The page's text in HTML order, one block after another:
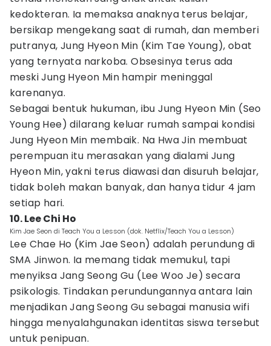
kedokteran. Ia memaksa anaknya terus belajar,
bersikap mengekang saat di rumah, dan memberi
putranya, Jung Hyeon Min (Kim Tae Young), obat
yang ternyata narkoba. Obsesinya terus ada
meski Jung Hyeon Min hampir meninggal
karenanya.
Sebagai bentuk hukuman, ibu Jung Hyeon Min (Seo
Young Hee) dilarang keluar rumah sampai kondisi
Jung Hyeon Min membaik. Na Hwa Jin membuat
perempuan itu merasakan yang dialami Jung
Hyeon Min, yakni terus diawasi dan disuruh belajar,
tidak boleh makan banyak, dan hanya tidur 4 jam
setiap hari.
10. Lee Chi Ho
Kim Jae Seon di Teach You a Lesson (dok. Netflix/Teach You a Lesson)
Lee Chae Ho (Kim Jae Seon) adalah perundung di
SMA Jinwon. Ia memang tidak memukul, tapi
menyiksa Jang Seong Gu (Lee Woo Je) secara
psikologis. Tindakan perundungannya antara lain
menjadikan Jang Seong Gu sebagai manusia wifi
hingga menyalahgunakan identitas siswa tersebut
untuk penipuan.